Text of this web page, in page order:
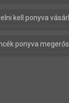
kell ponyva
ponyva